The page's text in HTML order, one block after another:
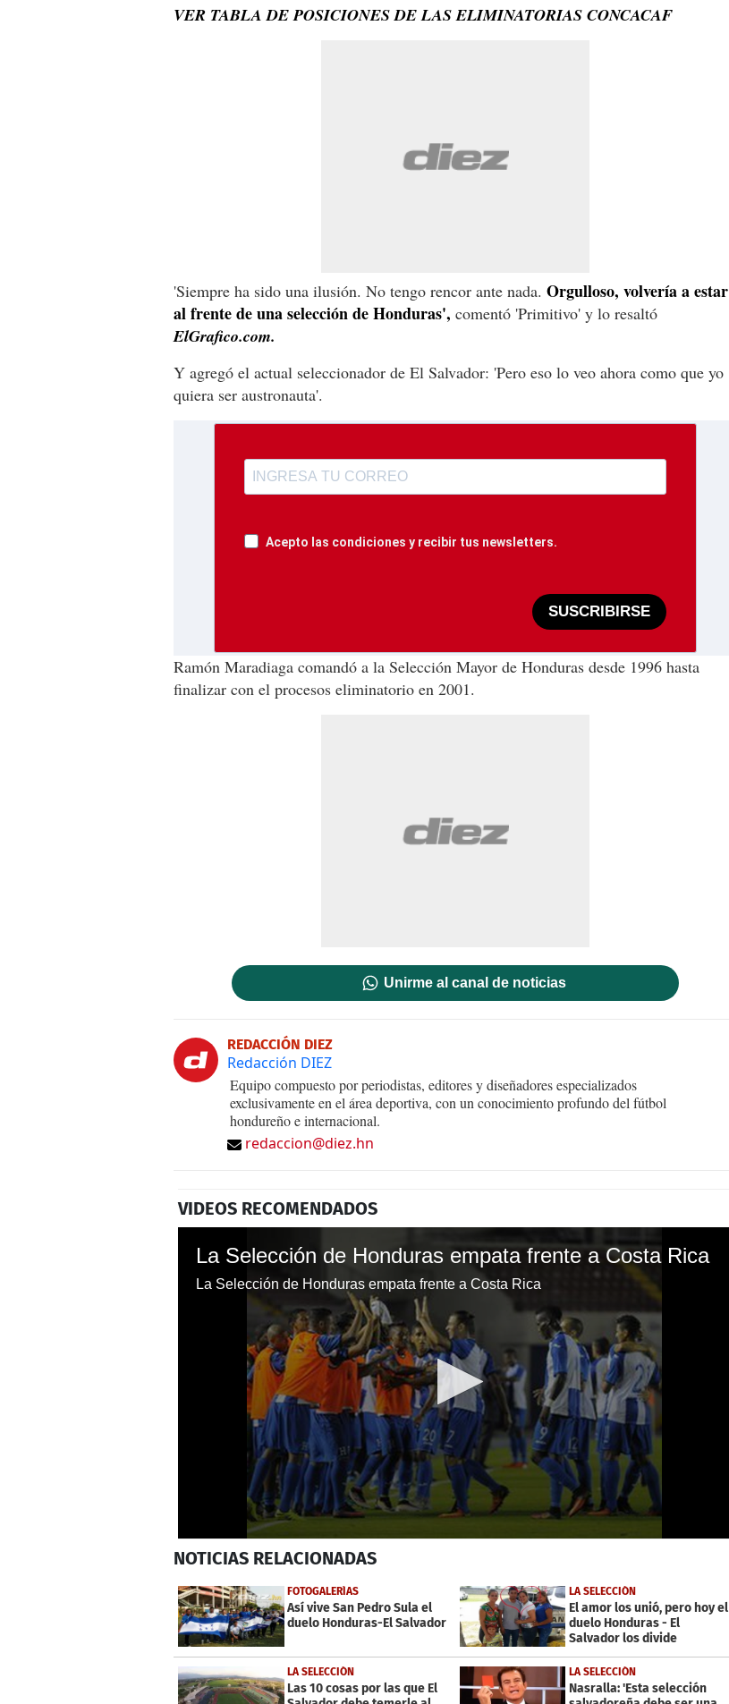
VER TABLA DE POSICIONES DE LAS ELIMINATORIAS CONCACAF
'Siempre ha sido una ilusión. No tengo rencor ante nada. Orgulloso, volvería a estar
al frente de una selección de Honduras', comentó 'Primitivo' y lo resaltó
ElGrafico.com.
Y agregó el actual seleccionador de El Salvador: 'Pero eso lo veo ahora como que yo
quiera ser austronauta'.
Acepto las condiciones y recibir tus newsletters.
SUSCRIBIRSE
Ramón Maradiaga comandó a la Selección Mayor de Honduras desde 1996 hasta
finalizar con el procesos eliminatorio en 2001.
Unirme al canal de noticias
REDACCIÓN DIEZ
Redacción DIEZ
Equipo compuesto por periodistas, editores y diseñadores especializados
exclusivamente en el área deportiva, con un conocimiento profundo del fútbol
hondureño e internacional.
redaccion@diez.hn
VIDEOS RECOMENDADOS
La Selección de Honduras empata frente a Costa Rica
La Selección de Honduras empata frente a Costa Rica
seconds
37
secondsVolume
0%
NOTICIAS RELACIONADAS
FOTOGALERÍAS
Así vive San Pedro Sula el
duelo Honduras-El Salvador
LA SELECCIÓN
El amor los unió, pero hoy el
duelo Honduras - El
Salvador los divide
LA SELECCIÓN
Las 10 cosas por las que El
LA SELECCIÓN
Nasralla: 'Esta selección